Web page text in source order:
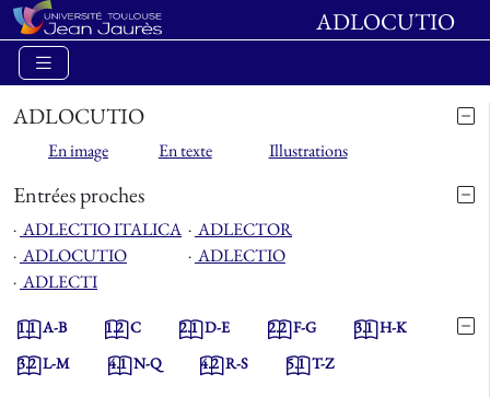
ADLOCUTIO
ADLOCUTIO
En image En texte Illustrations
Entrées proches
⋅ ADLECTIO ITALICA ⋅ ADLECTOR
⋅ ADLOCUTIO ⋅ ADLECTIO
⋅ ADLECTI
1.1A-B 1.2C 2.1D-E 2.2F-G 3.1H-K
3.2L-M 4.1N-Q 4.2R-S 5.1T-Z